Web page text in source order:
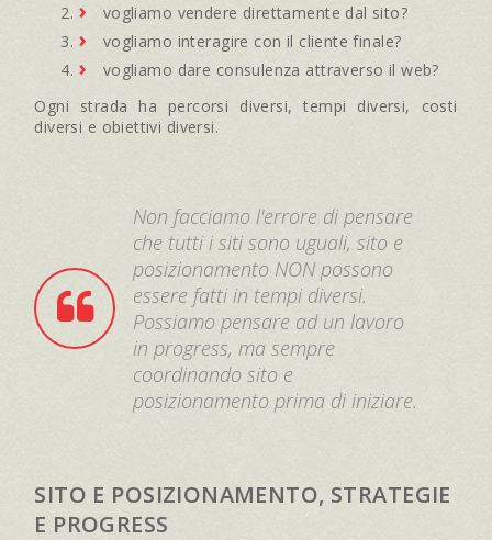
vogliamo vendere direttamente dal sito?
vogliamo interagire con il cliente finale?
vogliamo dare consulenza attraverso il web?
Ogni strada ha percorsi diversi, tempi diversi, costi
diversi e obiettivi diversi.
Non facciamo l'errore di pensare
che tutti i siti sono uguali, sito e
posizionamento NON possono
essere fatti in tempi diversi.
Possiamo pensare ad un lavoro
in progress, ma sempre
coordinando sito e
posizionamento prima di iniziare.
SITO E POSIZIONAMENTO, STRATEGIE
E PROGRESS